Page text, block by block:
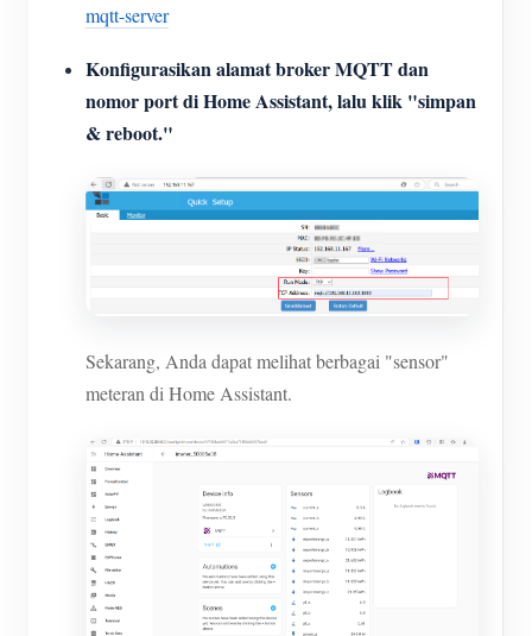
mqtt-server
Konfigurasikan alamat broker MQTT dan
nomor port di Home Assistant, lalu klik "simpan
& reboot."
Sekarang, Anda dapat melihat berbagai "sensor"
meteran di Home Assistant.